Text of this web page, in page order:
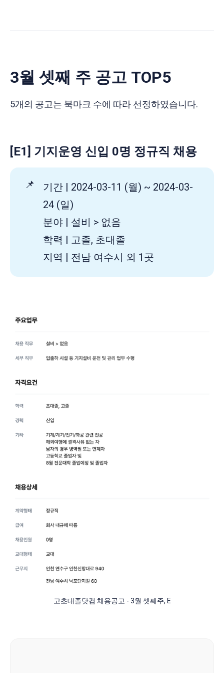
3월 셋째 주 공고 TOP5
5개의 공고는 북마크 수에 따라 선정하였습니다.
[E1] 기지운영 신입 0명 정규직 채용
📌
기간 | 2024-03-11 (월) ~ 2024-03-
24 (일)
분야 | 설비 > 없음
학력 | 고졸, 초대졸
지역 | 전남 여수시 외 1곳
고초대졸닷컴 채용공고 - 3월 셋째주, E